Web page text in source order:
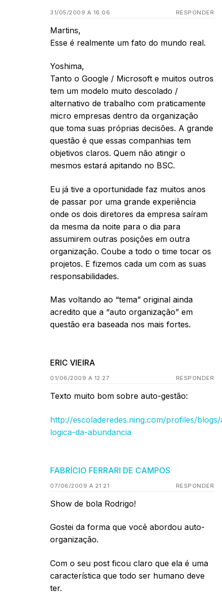
31/05/2009 A 16:06 RESPONDER
Martins,
Esse é realmente um fato do mundo real.
Yoshima,
Tanto o Google / Microsoft e muitos outros
tem um modelo muito descolado /
alternativo de trabalho com praticamente
micro empresas dentro da organização
que toma suas próprias decisões. A grande
questão é que essas companhias tem
objetivos claros. Quem não atingir o
mesmos estará apitando no BSC.
Eu já tive a oportunidade faz muitos anos
de passar por uma grande experiência
onde os dois diretores da empresa saíram
da mesma da noite para o dia para
assumirem outras posições em outra
organização. Coube a todo o time tocar os
projetos. E fizemos cada um com as suas
responsabilidades.
Mas voltando ao “tema” original ainda
acredito que a “auto organização” em
questão era baseada nos mais fortes.
ERIC VIEIRA
01/06/2009 A 12:27 RESPONDER
Texto muito bom sobre auto-gestão:
http://escoladeredes.ning.com/profiles/
logica-da-abundancia
FABRÍCIO FERRARI DE CAMPOS
07/06/2009 A 21:21 RESPONDER
Show de bola Rodrigo!
Gostei da forma que você abordou auto-
organização.
Com o seu post ficou claro que ela é uma
característica que todo ser humano deve
ter.